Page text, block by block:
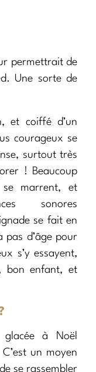
permettrait de
Une sorte de
et coiffé d’un
courageux se
surtout très
! Beaucoup
se marrent, et
sonores
se fait en
pas d’âge pour
s’y essayent,
bon enfant, et
à Noël
un moyen
se rassembler